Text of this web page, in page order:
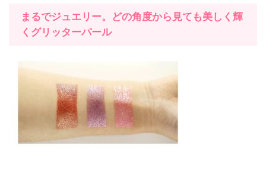
まるでジュエリー。どの角度から見ても美しく輝
くグリッターパール